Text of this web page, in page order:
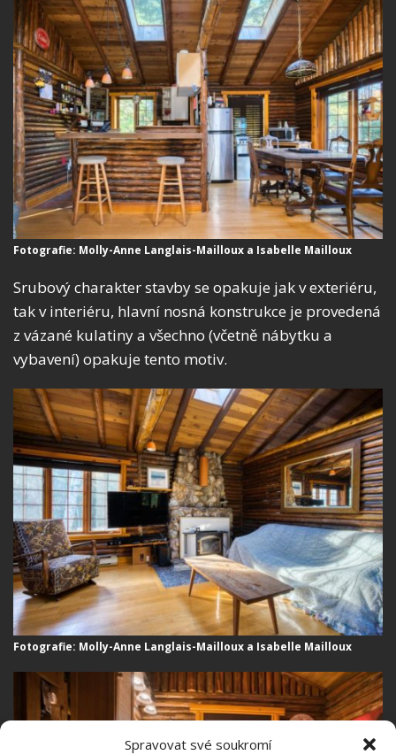
Spravovat své soukromí
Fotografie: Molly-Anne Langlais-Mailloux a Isabelle Mailloux
Srubový charakter stavby se opakuje jak v exteriéru,
tak v interiéru, hlavní nosná konstrukce je provedená
z vázané kulatiny a všechno (včetně nábytku a
vybavení) opakuje tento motiv.
Fotografie: Molly-Anne Langlais-Mailloux a Isabelle Mailloux